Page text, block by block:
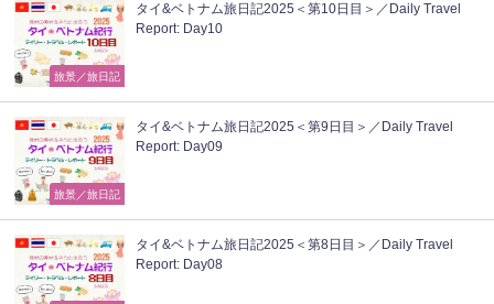
旅景／旅日記
タイ&ベトナム旅日記2025＜第10日目＞／Daily Travel
Report: Day10
旅景／旅日記
タイ&ベトナム旅日記2025＜第9日目＞／Daily Travel
Report: Day09
タイ&ベトナム旅日記2025＜第8日目＞／Daily Travel
Report: Day08